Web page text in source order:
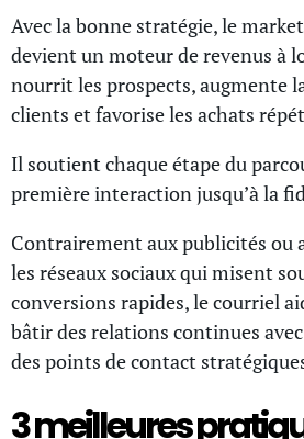
Avec la bonne stratégie, le
devient un moteur de revenus à
nourrit les prospects, augmente
clients et favorise les achats
Il soutient chaque étape du
première interaction jusqu’à la
Contrairement aux publicités ou
les réseaux sociaux qui misent
conversions rapides, le courriel
bâtir des relations continues
des points de contact
3 meilleures